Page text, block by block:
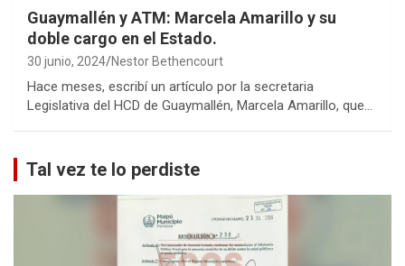
Guaymallén y ATM: Marcela Amarillo y su
doble cargo en el Estado.
30 junio, 2024 Nestor Bethencourt
Hace meses, escribí un artículo por la secretaria
Legislativa del HCD de Guaymallén, Marcela Amarillo, que…
Tal vez te lo perdiste